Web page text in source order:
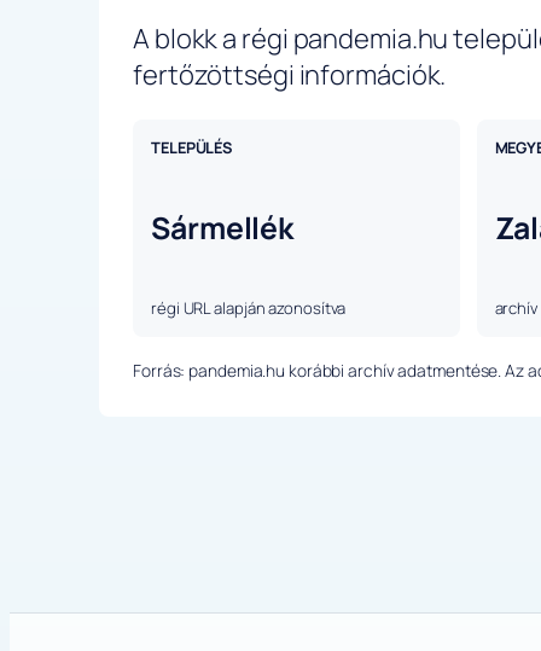
A blokk a régi pandemia.hu
fertőzöttségi információk.
TELEPÜLÉS
Sármellék
régi URL alapján azonosítva
Forrás: pandemia.hu korábbi archív adatmentése. Az